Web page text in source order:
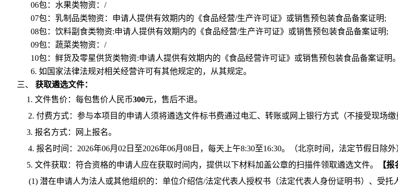
06包：水果类物资：/
07包：乳制品类物资：申请人提供有效期内的《食品经营/生产许可证》或销售预包装食品备案证明;
08包：饮料副食类物资:申请人提供有效期内的《食品经营/生产许可证》或销售预包装食品备案证明;
09包：蔬菜类物资：/
10包：鲜货及零星供货类物资:申请人提供有效期内的《食品经营许可证》或销售预包装食品备案证明。
6. 如国家法律法规对相关经营许可有其他规定的，从其规定。
三、 获取遴选文件：
1. 文件售价：每包售价人民币300元，售后不退。
2. 付费方式：参与本项目的申请人须将遴选文件标书费通过电汇、转账或网上银行方式（不接受现场缴
3. 报名方式：网上报名。
4. 报名时间：2026年06月02日至2026年06月08日，每天上午8:30至16:30。（北京时间，法定节假日除外
5. 文件获取：符合资格的申请人应在获取时间内，提供以下材料加盖公章的扫描件领取遴选文件。
【报
(1) 潜在申请人为法人或其他组织的：单位介绍信/法定代表人授权书（法定代表人身份证明书）、受